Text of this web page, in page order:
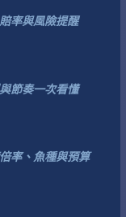
率與風險提醒
節奏一次看懂
率、魚種與預算